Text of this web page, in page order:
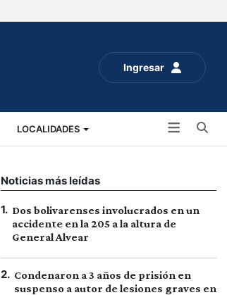
Ingresar
LOCALIDADES
Noticias más leídas
1. Dos bolivarenses involucrados en un
accidente en la 205 a la altura de
General Alvear
2. Condenaron a 3 años de prisión en
suspenso a autor de lesiones graves en